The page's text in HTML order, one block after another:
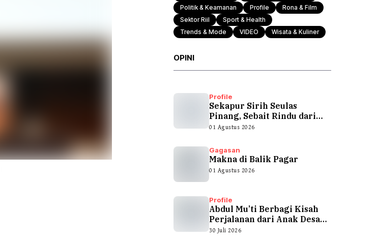
Politik & Keamanan
Profile
Rona & Film
Sektor Riil
Sport & Health
Trends & Mode
VIDEO Wisata & Kuliner
OPINI
Profile
Sekapur Sirih Seulas
Pinang, Sebait Rindu dari
Tepian Teluk
01 Agustus 2026
Gagasan
Makna di Balik Pagar
01 Agustus 2026
Profile
Abdul Mu’ti Berbagi Kisah
Perjalanan dari Anak Desa
hingga...
30 Juli 2026